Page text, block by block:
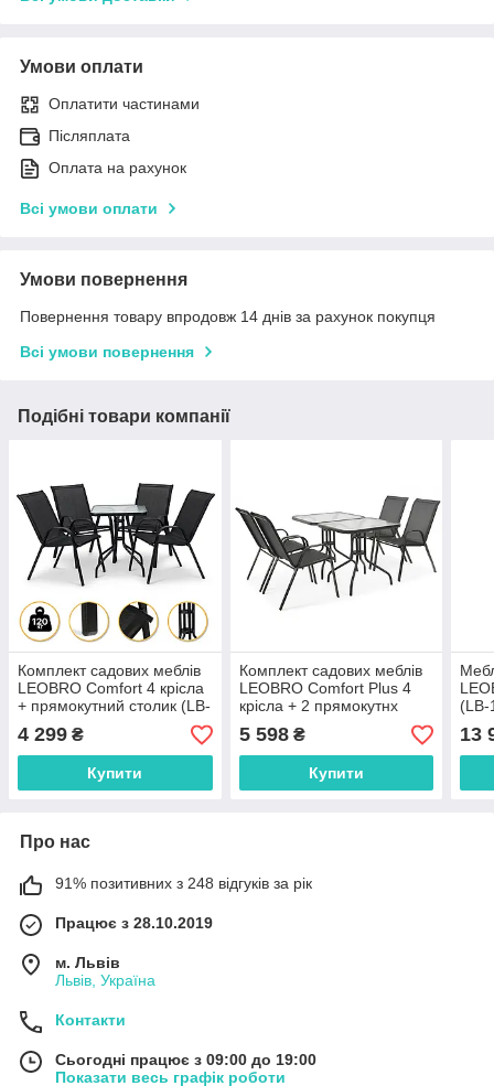
Умови оплати
Оплатити частинами
Післяплата
Оплата на рахунок
Всі умови оплати
Умови повернення
Повернення товару впродовж 14 днів за рахунок покупця
Всі умови повернення
Подібні товари компанії
Комплект садових меблів
LEOBRO Comfort 4 крісла
+ прямокутний столик (LB-
1054)
4 299 ₴
Купити
Комплект садових меблів
LEOBRO Comfort Plus 4
крісла + 2 прямокутнх
столика (LB-1053-2)
5 598₴
Купити
(LB-
13
Про нас
91% позитивних з 248 відгуків за рік
Працює з 28.10.2019
м. Львів
Львів, Україна
Контакти
Сьогодні працює з 09:00 до 19:00
Показати весь графік роботи